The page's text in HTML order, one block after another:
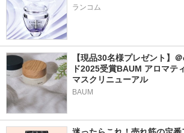
ランコム
【現品30名様プレゼント】
ド2025受賞BAUM アロマテ
マスクリニューアル
BAUM